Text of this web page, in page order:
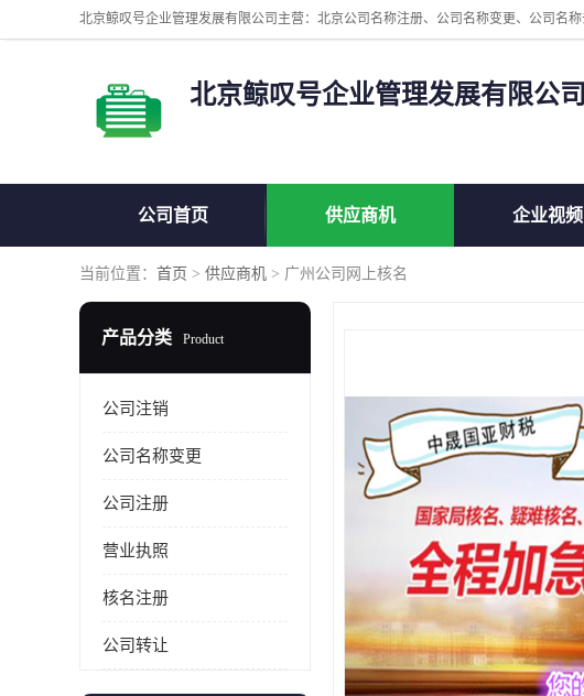
北京鲸叹号企业管理发展有限公司
公司首页 供应商机 企业视频
当前位置： 首页 > 供应商机 > 广州公司网上核名
产品分类 Product
公司注销
公司名称变更
公司注册
营业执照
核名注册
公司转让